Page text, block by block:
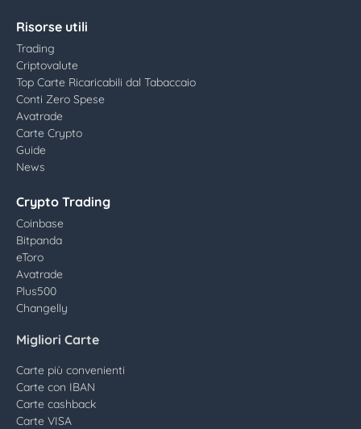
Risorse utili
Trading
Criptovalute
Top Carte Ricaricabili dal Tabaccaio
Conti Zero Spese
Avatrade
Carte Crypto
Guide
News
Crypto Trading
Coinbase
Bitpanda
eToro
Avatrade
Plus500
Changelly
Migliori Carte
Carte più convenienti
Carte con IBAN
Carte cashback
Carte VISA